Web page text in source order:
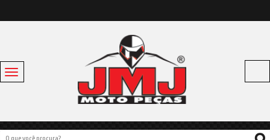
Toggle
navigation
Baús e Bagageiros